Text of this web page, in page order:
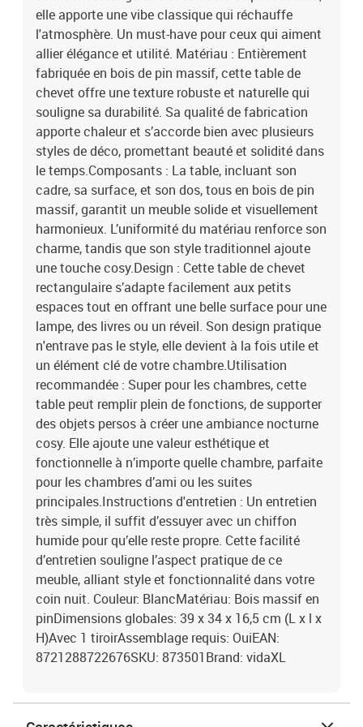
elle apporte une vibe classique qui réchauffe
l'atmosphère. Un must-have pour ceux qui aiment
allier élégance et utilité. Matériau : Entièrement
fabriquée en bois de pin massif, cette table de
chevet offre une texture robuste et naturelle qui
souligne sa durabilité. Sa qualité de fabrication
apporte chaleur et s’accorde bien avec plusieurs
styles de déco, promettant beauté et solidité dans
le temps.Composants : La table, incluant son
cadre, sa surface, et son dos, tous en bois de pin
massif, garantit un meuble solide et visuellement
harmonieux. L’uniformité du matériau renforce son
charme, tandis que son style traditionnel ajoute
une touche cosy.Design : Cette table de chevet
rectangulaire s’adapte facilement aux petits
espaces tout en offrant une belle surface pour une
lampe, des livres ou un réveil. Son design pratique
n'entrave pas le style, elle devient à la fois utile et
un élément clé de votre chambre.Utilisation
recommandée : Super pour les chambres, cette
table peut remplir plein de fonctions, de supporter
des objets persos à créer une ambiance nocturne
cosy. Elle ajoute une valeur esthétique et
fonctionnelle à n’importe quelle chambre, parfaite
pour les chambres d’ami ou les suites
principales.Instructions d'entretien : Un entretien
très simple, il suffit d’essuyer avec un chiffon
humide pour qu’elle reste propre. Cette facilité
d’entretien souligne l’aspect pratique de ce
meuble, alliant style et fonctionnalité dans votre
coin nuit. Couleur: BlancMatériau: Bois massif en
pinDimensions globales: 39 x 34 x 16,5 cm (L x l x
H)Avec 1 tiroirAssemblage requis: OuiEAN:
8721288722676SKU: 873501Brand: vidaXL